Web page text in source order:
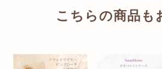
こちらの商品も